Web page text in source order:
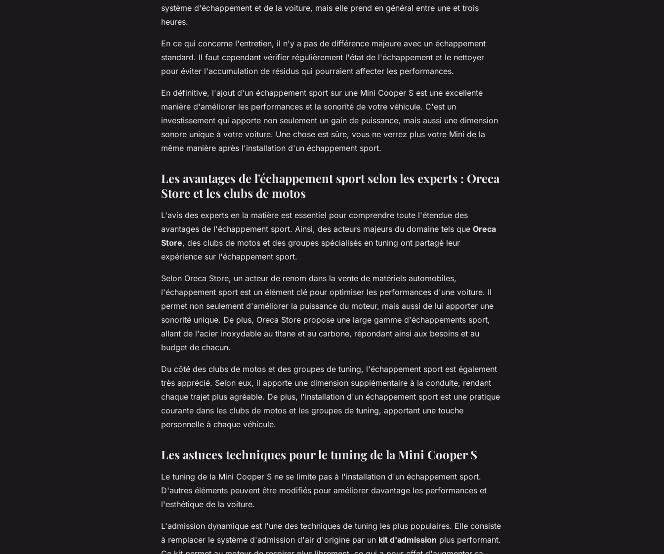
système d'échappement et de la voiture, mais elle prend en général entre une et trois
heures.
En ce qui concerne l'entretien, il n'y a pas de différence majeure avec un échappement
standard. Il faut cependant vérifier régulièrement l'état de l'échappement et le nettoyer
pour éviter l'accumulation de résidus qui pourraient affecter les performances.
En définitive, l'ajout d'un échappement sport sur une Mini Cooper S est une excellente
manière d'améliorer les performances et la sonorité de votre véhicule. C'est un
investissement qui apporte non seulement un gain de puissance, mais aussi une dimension
sonore unique à votre voiture. Une chose est sûre, vous ne verrez plus votre Mini de la
même manière après l'installation d'un échappement sport.
Les avantages de l'échappement sport selon les experts : Oreca
Store et les clubs de motos
L'avis des experts en la matière est essentiel pour comprendre toute l'étendue des
avantages de l'échappement sport. Ainsi, des acteurs majeurs du domaine tels que Oreca
Store, des clubs de motos et des groupes spécialisés en tuning ont partagé leur
expérience sur l'échappement sport.
Selon Oreca Store, un acteur de renom dans la vente de matériels automobiles,
l'échappement sport est un élément clé pour optimiser les performances d'une voiture. Il
permet non seulement d'améliorer la puissance du moteur, mais aussi de lui apporter une
sonorité unique. De plus, Oreca Store propose une large gamme d'échappements sport,
allant de l'acier inoxydable au titane et au carbone, répondant ainsi aux besoins et au
budget de chacun.
Du côté des clubs de motos et des groupes de tuning, l'échappement sport est également
très apprécié. Selon eux, il apporte une dimension supplémentaire à la conduite, rendant
chaque trajet plus agréable. De plus, l'installation d'un échappement sport est une pratique
courante dans les clubs de motos et les groupes de tuning, apportant une touche
personnelle à chaque véhicule.
Les astuces techniques pour le tuning de la Mini Cooper S
Le tuning de la Mini Cooper S ne se limite pas à l'installation d'un échappement sport.
D'autres éléments peuvent être modifiés pour améliorer davantage les performances et
l'esthétique de la voiture.
L'admission dynamique est l'une des techniques de tuning les plus populaires. Elle consiste
à remplacer le système d'admission d'air d'origine par un kit d'admission plus performant.